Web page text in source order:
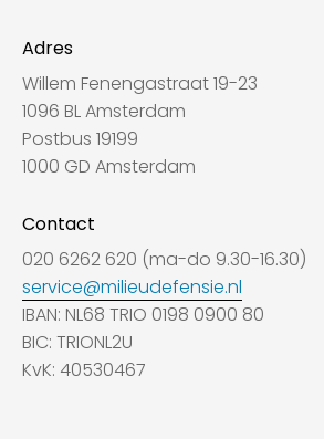
Adres
Willem Fenengastraat 19-23
1096 BL Amsterdam
Postbus 19199
1000 GD Amsterdam
Contact
020 6262 620 (ma-do 9.30-16.30)
service@milieudefensie.nl
IBAN: NL68 TRIO 0198 0900 80
BIC: TRIONL2U
KvK: 40530467